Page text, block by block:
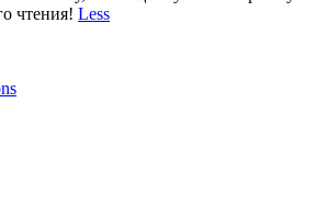
чтения! Less